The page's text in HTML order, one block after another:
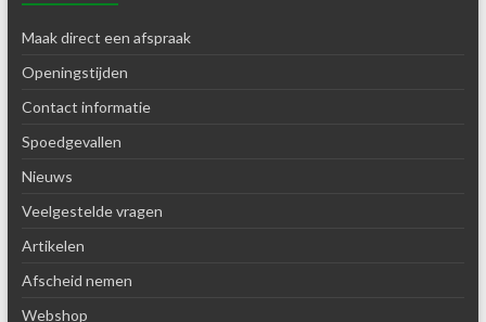
Maak direct een afspraak
Openingstijden
Contact informatie
Spoedgevallen
Nieuws
Veelgestelde vragen
Artikelen
Afscheid nemen
Webshop